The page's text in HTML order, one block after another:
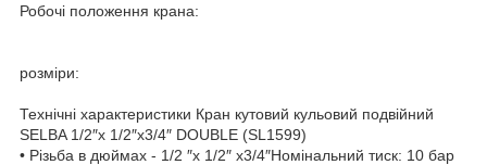
Робочі положення крана:
розміри:
Технічні характеристики Кран кутовий кульовий подвійний
SELBA 1/2″х 1/2″х3/4″ DOUBLE (SL1599)
• Різьба в дюймах - 1/2 ″х 1/2″ х3/4″Номінальний тиск: 10 бар